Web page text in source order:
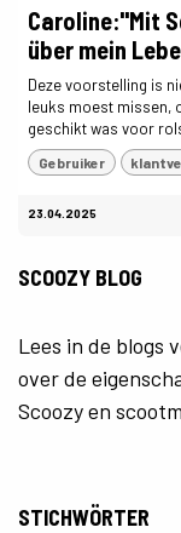
Caroline:"Mit
über mein
Deze voorstelling is
leuks moest missen,
geschikt was voor
Gebruiker
23.04.2025
SCOOZY BLOG
Lees in de blogs
over de
Scoozy en
STICHWÖRTER